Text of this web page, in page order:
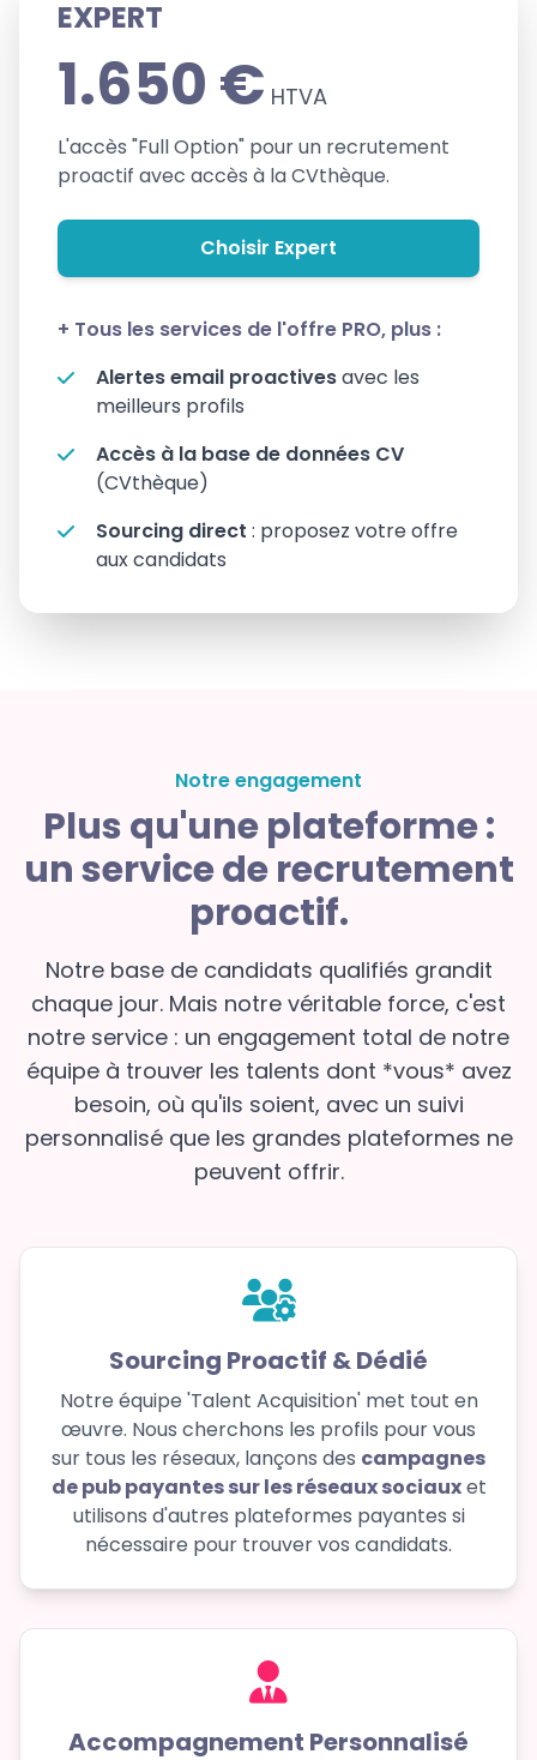
EXPERT
1.650 € HTVA
L'accès "Full Option" pour un recrutement
proactif avec accès à la CVthèque.
Choisir Expert
+ Tous les services de l'offre PRO, plus :
Alertes email proactivesavec les
meilleurs profils
Accès à la base de données CV
(CVthèque)
Sourcing direct : proposez votre offre
aux candidats
Notre engagement
Plus qu'une plateforme :
un service de recrutement
proactif.
Notre base de candidats qualifiés grandit
chaque jour. Mais notre véritable force, c'est
notre service : un engagement total de notre
équipe à trouver les talents dont *vous* avez
besoin, où qu'ils soient, avec un suivi
personnalisé que les grandes plateformes ne
peuvent offrir.
Sourcing Proactif & Dédié
Notre équipe 'Talent Acquisition' met tout en
œuvre. Nous cherchons les profils pour vous
sur tous les réseaux, lançons des campagnes
de pub payantes sur les réseaux sociauxet
utilisons d'autres plateformes payantes si
nécessaire pour trouver vos candidats.
Accompagnement Personnalisé